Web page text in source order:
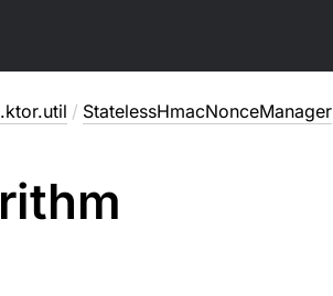
/ StatelessHmacNonceManager